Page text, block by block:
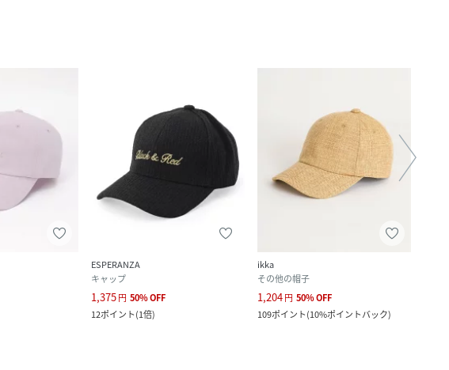
ESPERANZA
キャップ
1,375円 50%OFF
12ポイント(1倍)
ikka
その他の帽子
1,204円 50%OFF
109ポイント(10%ポイントバック)